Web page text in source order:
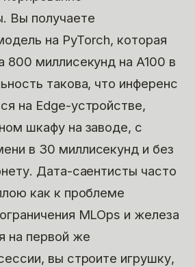
Вы получаете
на PyTorch, которая
800 миллисекунд на A100 в
такова, что инференс
на Edge-устройстве,
шкафу на заводе, с
в 30 миллисекунд и без
Дата-саентисты часто
как к проблеме
MLOps и железа
на первой же
вы строите игрушку,